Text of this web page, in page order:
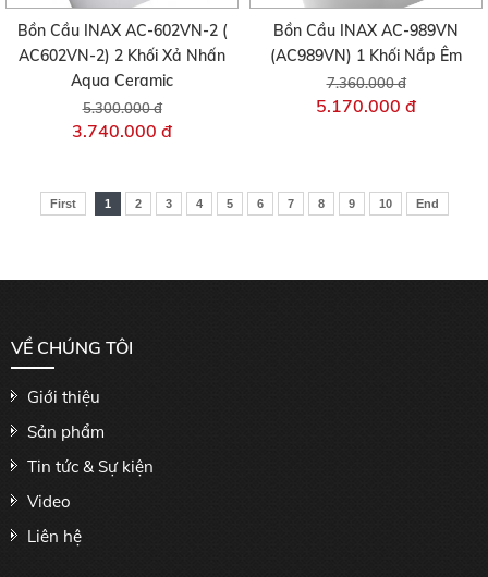
Bồn Cầu INAX AC-602VN-2 (
AC602VN-2) 2 Khối Xả Nhấn
Aqua Ceramic
5.300.000 đ
3.740.000 đ
Bồn Cầu INAX AC-989VN
(AC989VN) 1 Khối Nắp Êm
7.360.000 đ
5.170.000 đ
First 1 2 3 4 5 6 7 8 9 10 End
VỀ CHÚNG TÔI
Giới thiệu
Sản phẩm
Tin tức & Sự kiện
Video
Liên hệ